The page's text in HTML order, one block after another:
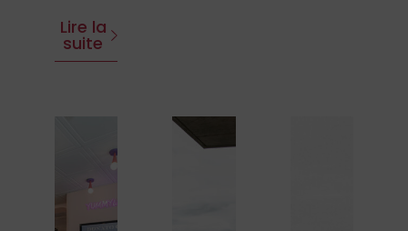
Lire la
suite